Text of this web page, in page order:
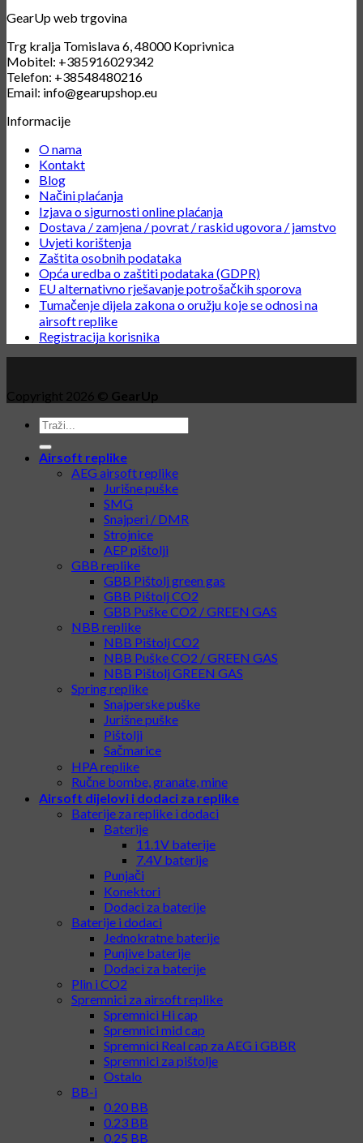
GearUp web trgovina
Trg kralja Tomislava 6, 48000 Koprivnica
Mobitel: +385916029342
Telefon: +38548480216
Email: info@gearupshop.eu
Informacije
O nama
Kontakt
Blog
Načini plaćanja
Izjava o sigurnosti online plaćanja
Dostava / zamjena / povrat / raskid ugovora / jamstvo
Uvjeti korištenja
Zaštita osobnih podataka
Opća uredba o zaštiti podataka (GDPR)
EU alternativno rješavanje potrošačkih sporova
Tumačenje dijela zakona o oružju koje se odnosi na
airsoft replike
Registracija korisnika
Copyright 2026 © GearUp
Airsoft replike
AEG airsoft replike
Jurišne puške
SMG
Snajperi / DMR
Strojnice
AEP pištolji
GBB replike
GBB Pištolj green gas
GBB Pištolj CO2
GBB Puške CO2 / GREEN GAS
NBB replike
NBB Pištolj CO2
NBB Puške CO2 / GREEN GAS
NBB Pištolj GREEN GAS
Spring replike
Snajperske puške
Jurišne puške
Pištolji
Sačmarice
HPA replike
Ručne bombe, granate, mine
Airsoft dijelovi i dodaci za replike
Baterije za replike i dodaci
Baterije
11.1V baterije
7.4V baterije
Punjači
Konektori
Dodaci za baterije
Baterije i dodaci
Jednokratne baterije
Punjive baterije
Dodaci za baterije
Plin i CO2
Spremnici za airsoft replike
Spremnici Hi cap
Spremnici mid cap
Spremnici Real cap za AEG i GBBR
Spremnici za pištolje
Ostalo
BB-i
0.20 BB
0.23 BB
0.25 BB